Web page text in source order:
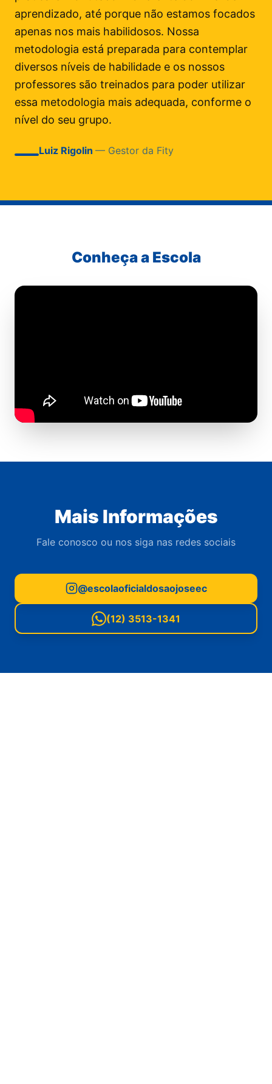
aprendizado, até porque não estamos focados
apenas nos mais habilidosos. Nossa
metodologia está preparada para contemplar
diversos níveis de habilidade e os nossos
professores são treinados para poder utilizar
essa metodologia mais adequada, conforme o
nível do seu grupo.
Luiz Rigolin — Gestor da Fity
Conheça a Escola
Mais Informações
Fale conosco ou nos siga nas redes sociais
@escolaoficialdosaojoseec
(12) 3513-1341